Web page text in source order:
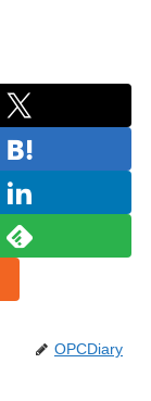
OPCDiary